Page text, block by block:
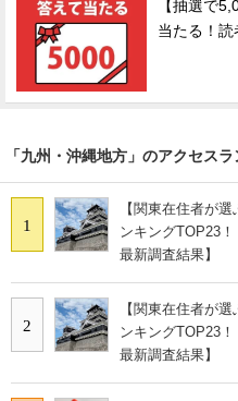
【抽選で
当たる！
「九州・沖縄地方」のアクセス
1
【関東在住者が
ンキングTOP23
最新調査結果】
2
【関東在住者が
ンキングTOP23
最新調査結果】